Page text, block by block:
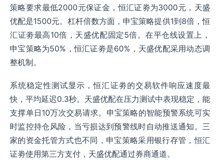
策略要求最低2000元保证金，恒汇证劵为3000元，天盛
优配是1500元。杠杆倍数方面，申宝策略提供1到8倍，恒
汇证劵最高10倍，天盛优配固定5倍。在平仓线设置上，
申宝策略为50%，恒汇证劵是60%，天盛优配采用动态调
整机制。
系统稳定性测试显示，恒汇证劵的交易软件响应速度最
快，平均延迟0.3秒。天盛优配在压力测试中表现稳定，能
支撑单日10万次交易请求。申宝策略的智能预警系统可实
时监控持仓风险，当亏损达到预警线时自动推送通知。三
家的资金托管方式也不同，申宝策略采用银行存管，恒汇
证劵使用第三方支付，天盛优配通过券商通道。